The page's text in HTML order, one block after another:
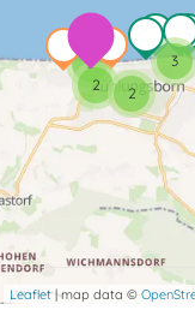
3
2
2
2
Leaflet| map data ©